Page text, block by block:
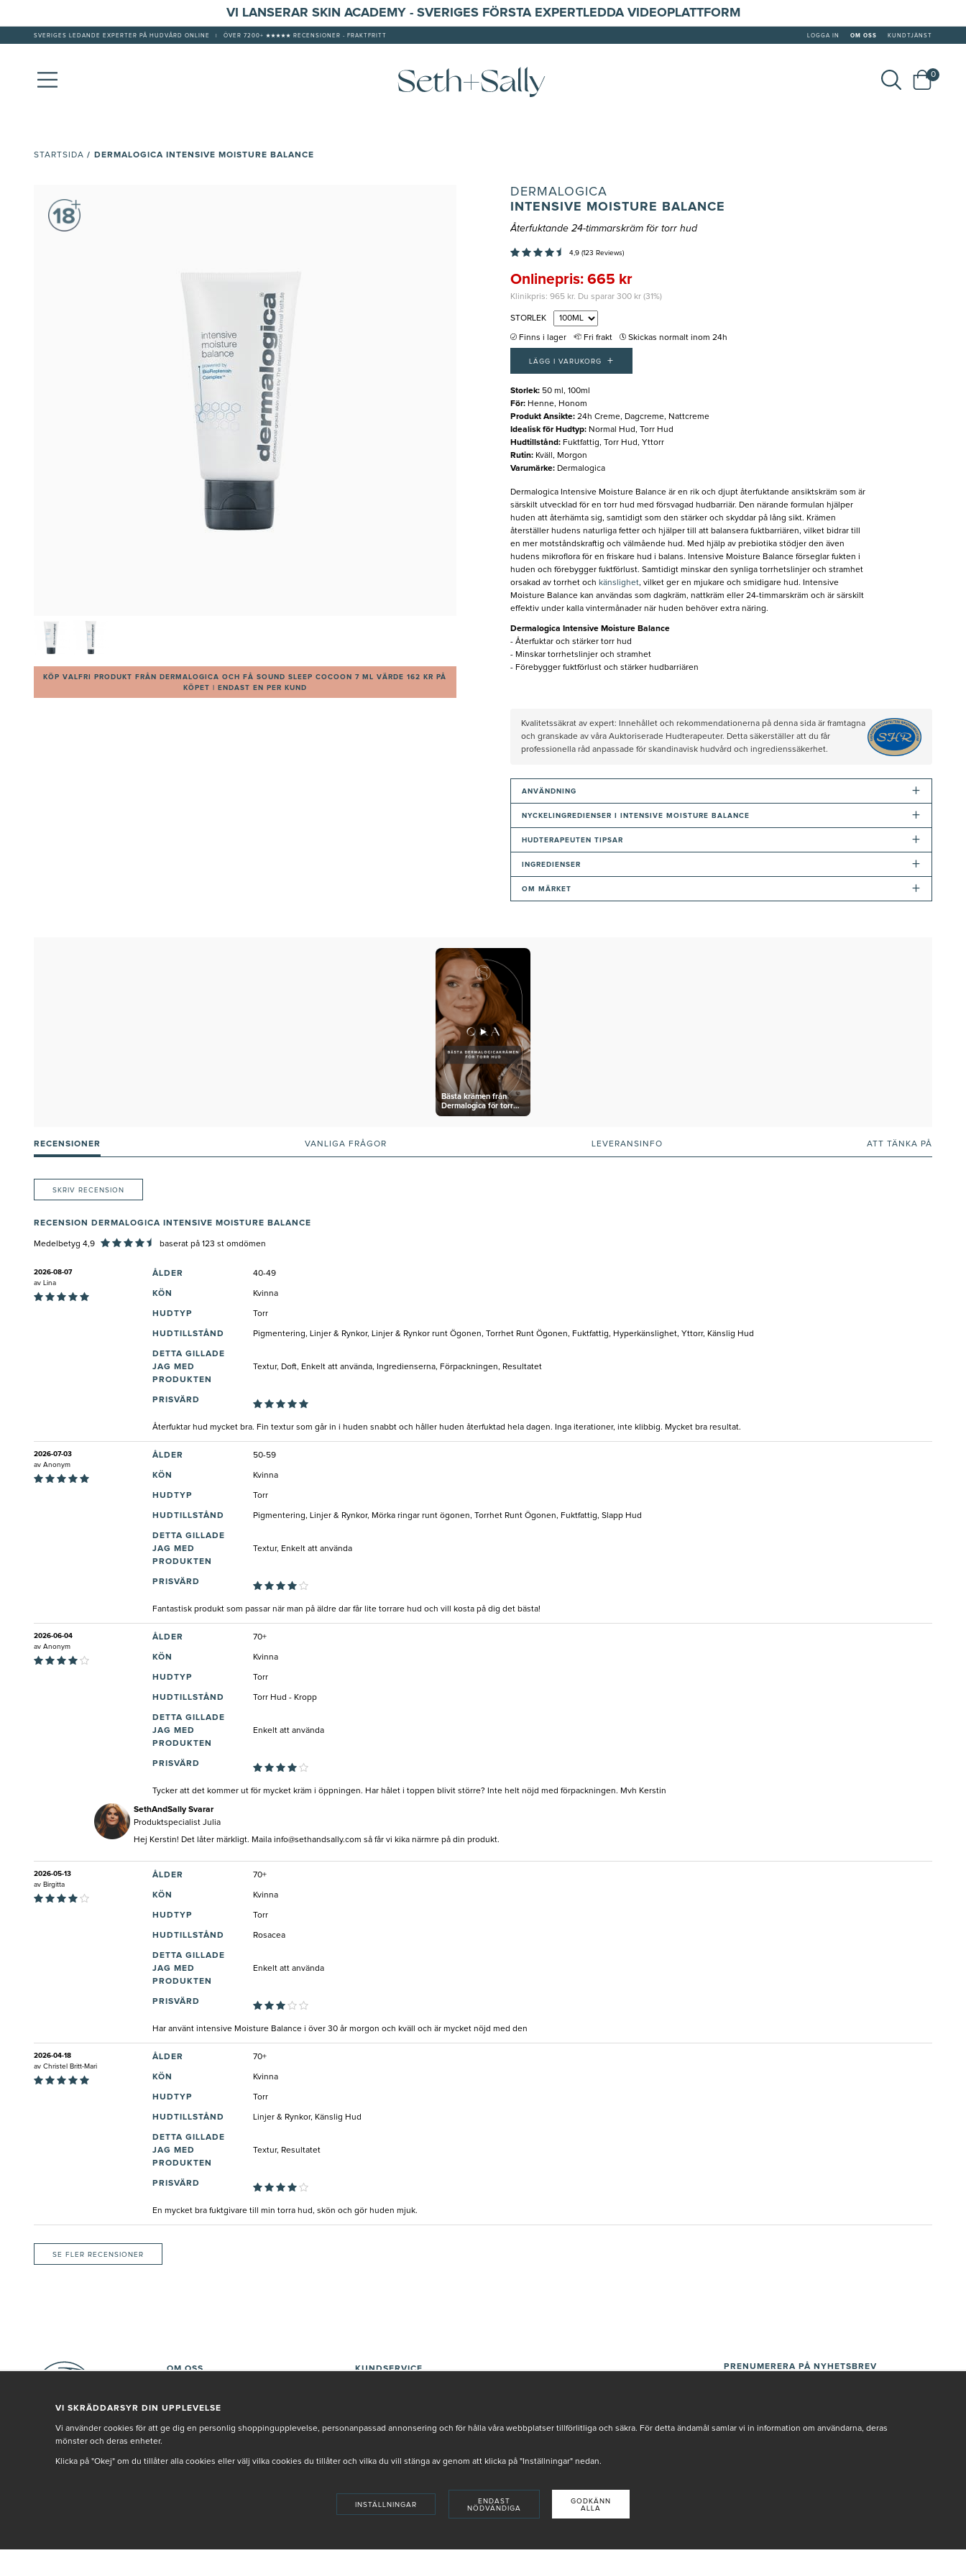
VI LANSERAR SKIN ACADEMY - SVERIGES FÖRSTA EXPERTLEDDA VIDEOPLATTFORM
SVERIGES LEDANDE EXPERTER PÅ HUDVÅRD ONLINE ÖVER 7200+ ★★★★★ RECENSIONER - FRAKTFRITT LOGGA IN OM OSS KUNDTJÄNST
0
STARTSIDA / DERMALOGICA INTENSIVE MOISTURE BALANCE
KÖP VALFRI PRODUKT FRÅN DERMALOGICA OCH FÅ SOUND SLEEP COCOON 7 ML VÄRDE 162 KR PÅ
KÖPET | ENDAST EN PER KUND
DERMALOGICA
INTENSIVE MOISTURE BALANCE
Återfuktande 24-timmarskräm för torr hud
4,9 (123 Reviews)
Onlinepris: 665 kr
Klinikpris: 965 kr. Du sparar 300 kr (31%)
STORLEK
Finns i lager Fri frakt Skickas normalt inom 24h
LÄGG I VARUKORG +
Storlek: 50 ml, 100ml
För: Henne, Honom
Produkt Ansikte: 24h Creme, Dagcreme, Nattcreme
Idealisk för Hudtyp: Normal Hud, Torr Hud
Hudtillstånd: Fuktfattig, Torr Hud, Yttorr
Rutin: Kväll, Morgon
Varumärke: Dermalogica
Dermalogica Intensive Moisture Balance är en rik och djupt återfuktande ansiktskräm som är
särskilt utvecklad för en torr hud med försvagad hudbarriär. Den närande formulan hjälper
huden att återhämta sig, samtidigt som den stärker och skyddar på lång sikt. Krämen
återställer hudens naturliga fetter och hjälper till att balansera fuktbarriären, vilket bidrar till
en mer motståndskraftig och välmående hud. Med hjälp av prebiotika stödjer den även
hudens mikroflora för en friskare hud i balans. Intensive Moisture Balance förseglar fukten i
huden och förebygger fuktförlust. Samtidigt minskar den synliga torrhetslinjer och stramhet
orsakad av torrhet och känslighet, vilket ger en mjukare och smidigare hud. Intensive
Moisture Balance kan användas som dagkräm, nattkräm eller 24-timmarskräm och är särskilt
effektiv under kalla vintermånader när huden behöver extra näring.
Dermalogica Intensive Moisture Balance
- Återfuktar och stärker torr hud
- Minskar torrhetslinjer och stramhet
- Förebygger fuktförlust och stärker hudbarriären
Kvalitetssäkrat av expert: Innehållet och rekommendationerna på denna sida är framtagna
och granskade av våra Auktoriserade Hudterapeuter. Detta säkerställer att du får
professionella råd anpassade för skandinavisk hudvård och ingredienssäkerhet.
ANVÄNDNING +
NYCKELINGREDIENSER I INTENSIVE MOISTURE BALANCE +
HUDTERAPEUTEN TIPSAR +
INGREDIENSER +
OM MÄRKET +
Bästa krämen från
Dermalogica för torr
hud
RECENSIONER VANLIGA FRÅGOR LEVERANSINFO ATT TÄNKA PÅ
SKRIV RECENSION
RECENSION DERMALOGICA INTENSIVE MOISTURE BALANCE
Medelbetyg 4,9 baserat på 123 st omdömen
2026-08-07
av
Lina
ÅLDER 40-49
KÖN Kvinna
HUDTYP Torr
HUDTILLSTÅND Pigmentering, Linjer & Rynkor, Linjer & Rynkor runt Ögonen, Torrhet Runt Ögonen, Fuktfattig, Hyperkänslighet, Yttorr, Känslig Hud
DETTA GILLADE
JAG MED
PRODUKTEN
Textur, Doft, Enkelt att använda, Ingredienserna, Förpackningen, Resultatet
PRISVÄRD
Återfuktar hud mycket bra. Fin textur som går in i huden snabbt och håller huden återfuktad hela dagen. Inga iterationer, inte klibbig. Mycket bra resultat.
2026-07-03
av Anonym
ÅLDER 50-59
KÖN Kvinna
HUDTYP Torr
HUDTILLSTÅND Pigmentering, Linjer & Rynkor, Mörka ringar runt ögonen, Torrhet Runt Ögonen, Fuktfattig, Slapp Hud
DETTA GILLADE
JAG MED
PRODUKTEN
Textur, Enkelt att använda
PRISVÄRD
Fantastisk produkt som passar när man på äldre dar får lite torrare hud och vill kosta på dig det bästa!
2026-06-04
av Anonym
ÅLDER 70+
KÖN Kvinna
HUDTYP Torr
HUDTILLSTÅND Torr Hud - Kropp
DETTA GILLADE
JAG MED
PRODUKTEN
Enkelt att använda
PRISVÄRD
Tycker att det kommer ut för mycket kräm i öppningen. Har hålet i toppen blivit större? Inte helt nöjd med förpackningen. Mvh Kerstin
SethAndSally Svarar
Produktspecialist Julia
Hej Kerstin! Det låter märkligt. Maila info@sethandsally.com så får vi kika närmre på din produkt.
2026-05-13
av Birgitta
ÅLDER 70+
KÖN Kvinna
HUDTYP Torr
HUDTILLSTÅND Rosacea
DETTA GILLADE
JAG MED
PRODUKTEN
Enkelt att använda
PRISVÄRD
Har använt intensive Moisture Balance i över 30 år morgon och kväll och är mycket nöjd med den
2026-04-18
av Christel Britt-Mari
ÅLDER 70+
KÖN Kvinna
HUDTYP Torr
HUDTILLSTÅND Linjer & Rynkor, Känslig Hud
DETTA GILLADE
JAG MED
PRODUKTEN
Textur, Resultatet
PRISVÄRD
En mycket bra fuktgivare till min torra hud, skön och gör huden mjuk.
SE FLER RECENSIONER
OM OSS
SKIN ACADEMY
VARUMÄRKEN
BEHANDLING
KUNDSERVICE
SÅ HANDLAR DU
OM OSS
REKLAMATION
COOKIE-INSTÄLLNINGAR
PRENUMERERA PÅ NYHETSBREV
VI SKRÄDDARSYR DIN UPPLEVELSE
Vi använder cookies för att ge dig en personlig shoppingupplevelse, personanpassad annonsering och för hålla våra webbplatser tillförlitliga och säkra. För detta ändamål samlar vi in information om användarna, deras
mönster och deras enheter.
Klicka på "Okej" om du tillåter alla cookies eller välj vilka cookies du tillåter och vilka du vill stänga av genom att klicka på "Inställningar" nedan.
INSTÄLLNINGAR
ENDAST
NÖDVÄNDIGA
GODKÄNN
ALLA